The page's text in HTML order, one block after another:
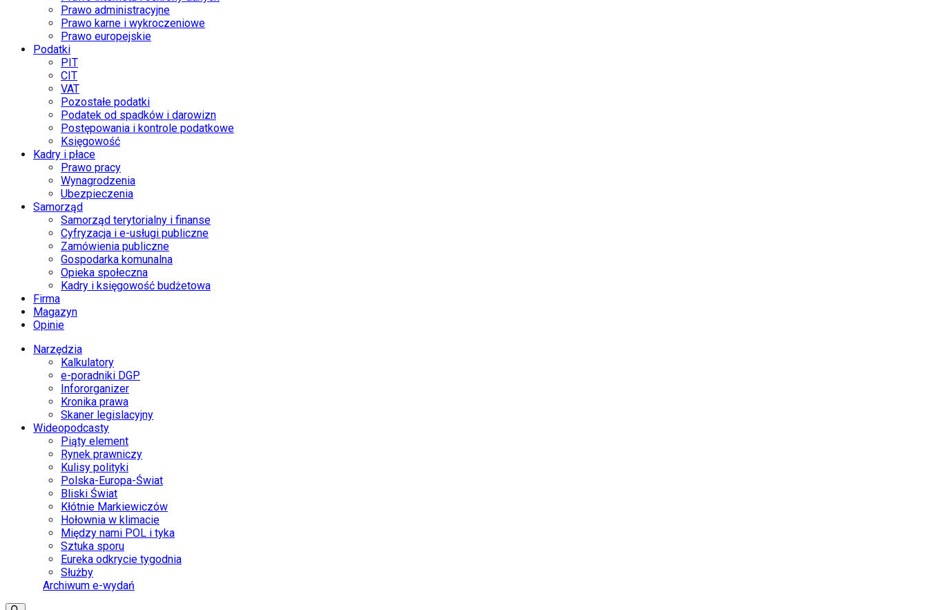
Prawo administracyjne
Prawo karne i wykroczeniowe
Prawo europejskie
Podatki
PIT
CIT
VAT
Pozostałe podatki
Podatek od spadków i darowizn
Postępowania i kontrole podatkowe
Księgowość
Kadry i płace
Prawo pracy
Wynagrodzenia
Ubezpieczenia
Samorząd
Samorząd terytorialny i finanse
Cyfryzacja i e-usługi publiczne
Zamówienia publiczne
Gospodarka komunalna
Opieka społeczna
Kadry i księgowość budżetowa
Firma
Magazyn
Opinie
Narzędzia
Kalkulatory
e-poradniki DGP
Infororganizer
Kronika prawa
Skaner legislacyjny
Wideopodcasty
Piąty element
Rynek prawniczy
Kulisy polityki
Polska-Europa-Świat
Bliski Świat
Kłótnie Markiewiczów
Hołownia w klimacie
Między nami POL i tyka
Sztuka sporu
Eureka odkrycie tygodnia
Służby
Archiwum e-wydań